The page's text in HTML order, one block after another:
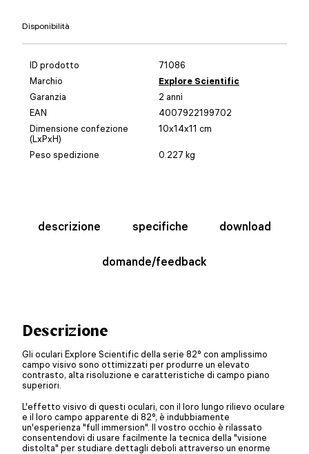
Disponibilità
ID prodotto
71086
Marchio
Explore Scientific
Garanzia
2 anni
EAN
4007922199702
Dimensione confezione
(LxPxH)
10x14x11 cm
Peso spedizione 0.227 kg
descrizione specifiche download
domande/feedback
Descrizione
Gli oculari Explore Scientific della serie 82° con amplissimo
campo visivo sono ottimizzati per produrre un elevato
contrasto, alta risoluzione e caratteristiche di campo piano
superiori.
L'effetto visivo di questi oculari, con il loro lungo rilievo oculare
e il loro campo apparente di 82°, è indubbiamente
un'esperienza "full immersion". Il vostro occhio è rilassato
consentendovi di usare facilmente la tecnica della "visione
distolta" per studiare dettagli deboli attraverso un enorme